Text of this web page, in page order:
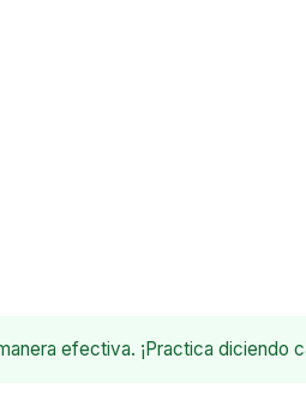
efectiva. ¡Practica diciendo